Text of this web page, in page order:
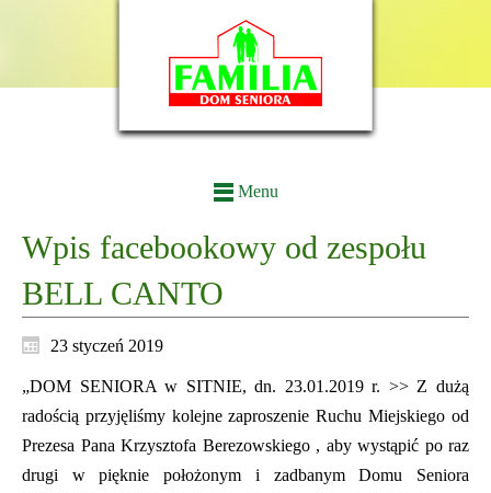
Menu
Wpis facebookowy od zespołu
BELL CANTO
23 styczeń 2019
„DOM SENIORA w SITNIE, dn. 23.01.2019 r. >> Z dużą
radością przyjęliśmy kolejne zaproszenie Ruchu Miejskiego od
Prezesa Pana Krzysztofa Berezowskiego , aby wystąpić po raz
drugi w pięknie położonym i zadbanym Domu Seniora